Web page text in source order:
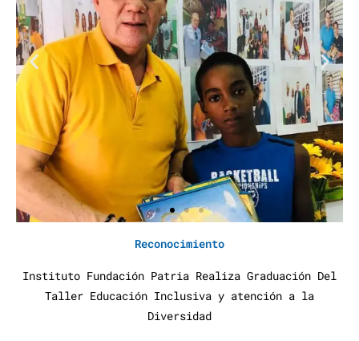
Reconocimiento
Instituto Fundación Patria Realiza Graduación Del
Taller Educación Inclusiva y atención a la
Diversidad